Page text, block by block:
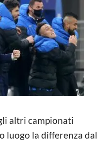
altri campionati
luogo la differenza dal